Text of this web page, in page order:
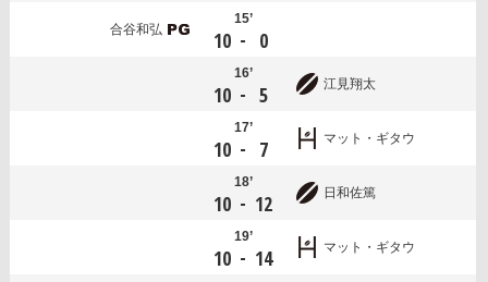
合谷和弘
15’
10 - 0
16’
10 - 5 江見翔太
17’
10 - 7 マット・ギタウ
18’
10 - 12 日和佐篤
19’
10 - 14 マット・ギタウ